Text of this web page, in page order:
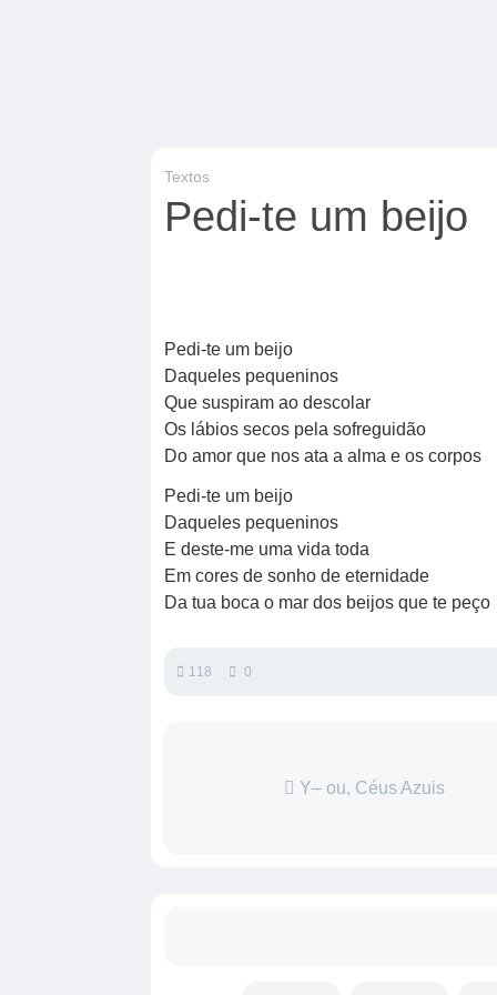
Textos
Pedi-te um beijo
Pedi-te um beijo
Daqueles pequeninos
Que suspiram ao descolar
Os lábios secos pela sofreguidão
Do amor que nos ata a alma e os corpos
Pedi-te um beijo
Daqueles pequeninos
E deste-me uma vida toda
Em cores de sonho de eternidade
Da tua boca o mar dos beijos que te peço
118 0
Y– ou, Céus Azuis